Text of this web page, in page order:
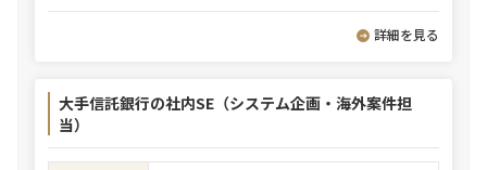
詳細を見る
大手信託銀行の社内SE（システム企画・海外案件担
当）